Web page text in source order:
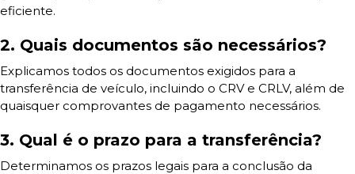
eficiente.
2. Quais documentos são necessários?
Explicamos todos os documentos exigidos para a
transferência de veículo, incluindo o CRV e CRLV, além de
quaisquer comprovantes de pagamento necessários.
3. Qual é o prazo para a transferência?
Determinamos os prazos legais para a conclusão da